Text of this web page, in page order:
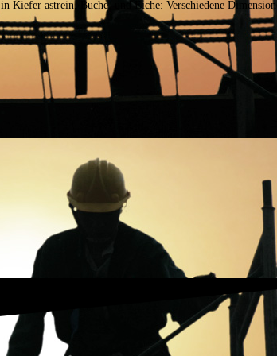
in Kiefer astrein, Buche, und Eiche: Verschiedene